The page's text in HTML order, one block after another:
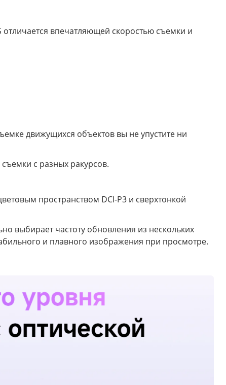
впечатляющей скоростью съемки и
движущихся объектов вы не упустите ни
с разных ракурсов.
пространством DCI-P3 и сверхтонкой
выбирает частоту обновления из нескольких
и плавного изображения при просмотре.